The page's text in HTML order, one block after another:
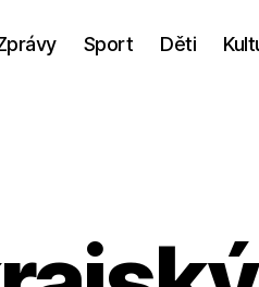
Sport Děti